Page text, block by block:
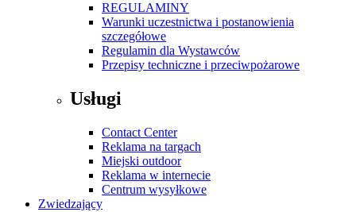
REGULAMINY
Warunki uczestnictwa i postanowienia
szczegółowe
Regulamin dla Wystawców
Przepisy techniczne i przeciwpożarowe
Usługi
Contact Center
Reklama na targach
Miejski outdoor
Reklama w internecie
Centrum wysyłkowe
Zwiedzający